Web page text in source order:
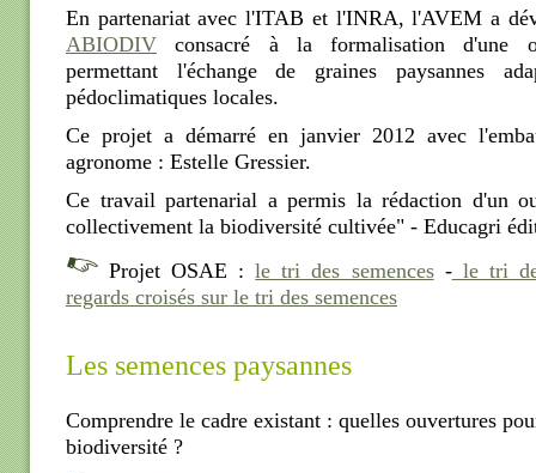
En partenariat avec l'ITAB et l'INRA, l'AVEM a
ABIODIV consacré à la formalisation d'une
permettant l'échange de graines paysannes
pédoclimatiques locales.
Ce projet a démarré en janvier 2012 avec
agronome : Estelle Gressier.
Ce travail partenarial a permis la rédaction d'un
collectivement la biodiversité cultivée" - Educagri
Projet OSAE :le tri des semences-le tri
regards croisés sur le tri des semences
Les semences paysannes
Comprendre le cadre existant : quelles ouvertures
biodiversité ?